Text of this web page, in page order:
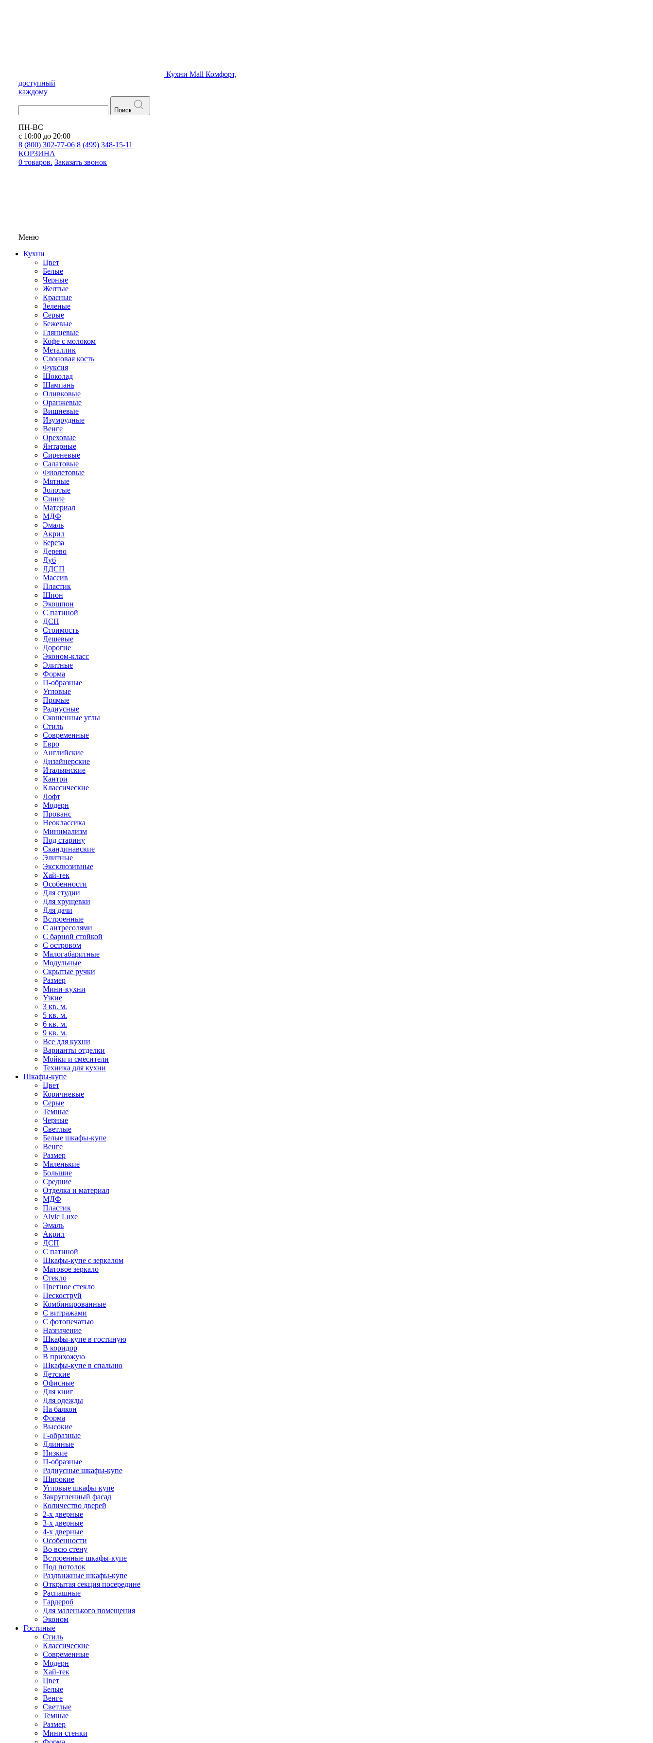
Кухни Mall Комфорт,
доступный
каждому
Поиск
ПН-ВС
с 10:00 до 20:00
8 (800) 302-77-06 8 (499) 348-15-11
КОРЗИНА
0 товаров. Заказать звонок
Меню
Кухни
Цвет
Белые
Черные
Желтые
Красные
Зеленые
Серые
Бежевые
Глянцевые
Кофе с молоком
Металлик
Слоновая кость
Фуксия
Шоколад
Шампань
Оливковые
Оранжевые
Вишневые
Изумрудные
Венге
Ореховые
Янтарные
Сиреневые
Салатовые
Фиолетовые
Мятные
Золотые
Синие
Материал
МДФ
Эмаль
Акрил
Береза
Дерево
Дуб
ЛДСП
Массив
Пластик
Шпон
Экошпон
С патиной
ДСП
Стоимость
Дешевые
Дорогие
Эконом-класс
Элитные
Форма
П-образные
Угловые
Прямые
Радиусные
Скошенные углы
Стиль
Современные
Евро
Английские
Дизайнерские
Итальянские
Кантри
Классические
Лофт
Модерн
Прованс
Неоклассика
Минимализм
Под старину
Скандинавские
Элитные
Эксклюзивные
Хай-тек
Особенности
Для студии
Для хрущевки
Для дачи
Встроенные
С антресолями
С барной стойкой
С островом
Малогабаритные
Модульные
Скрытые ручки
Размер
Мини-кухни
Узкие
3 кв. м.
5 кв. м.
6 кв. м.
9 кв. м.
Все для кухни
Варианты отделки
Мойки и смесители
Техника для кухни
Шкафы-купе
Цвет
Коричневые
Серые
Темные
Черные
Светлые
Белые шкафы-купе
Венге
Размер
Маленькие
Большие
Средние
Отделка и материал
МДФ
Пластик
Alvic Luxe
Эмаль
Акрил
ДСП
С патиной
Шкафы-купе с зеркалом
Матовое зеркало
Стекло
Цветное стекло
Пескоструй
Комбинированные
С витражами
С фотопечатью
Назначение
Шкафы-купе в гостиную
В коридор
В прихожую
Шкафы-купе в спальню
Детские
Офисные
Для книг
Для одежды
На балкон
Форма
Высокие
Г-образные
Длинные
Низкие
П-образные
Радиусные шкафы-купе
Широкие
Угловые шкафы-купе
Закругленный фасад
Количество дверей
2-х дверные
3-х дверные
4-х дверные
Особенности
Во всю стену
Встроенные шкафы-купе
Под потолок
Раздвижные шкафы-купе
Открытая секция посередине
Распашные
Гардероб
Для маленького помещения
Эконом
Гостиные
Стиль
Классические
Современные
Модерн
Хай-тек
Цвет
Белые
Венге
Светлые
Темные
Размер
Мини стенки